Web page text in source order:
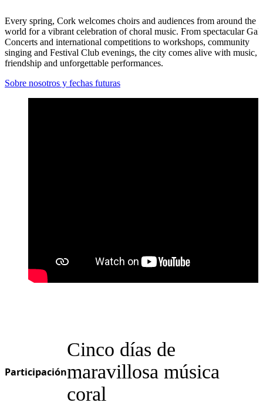
Every spring, Cork welcomes choirs and audiences from around the
world for a vibrant celebration of choral music. From spectacular
Concerts and international competitions to workshops, community
singing and Festival Club evenings, the city comes alive with music,
friendship and unforgettable performances.
Sobre nosotros y fechas futuras
Participación
Cinco días de
maravillosa música
coral